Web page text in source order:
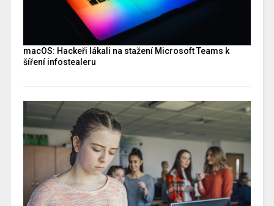
macOS: Hackeři lákali na stažení Microsoft Teams k
šíření infostealeru